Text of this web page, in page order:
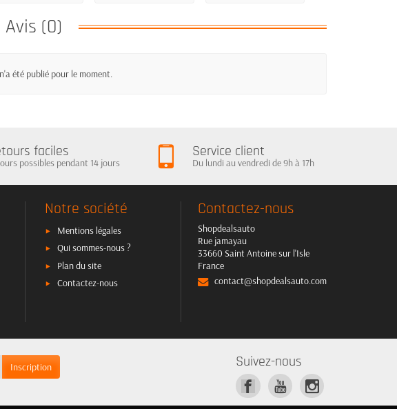
Avis (0)
été publié pour le moment.
faciles
possibles pendant 14 jours
Service client
Du lundi au vendredi de 9h à 17h
Notre société
Mentions légales
Qui sommes-nous ?
Plan du site
Contactez-nous
Contactez-nous
Shopdealsauto
Rue jamayau
33660 Saint Antoine sur l'Isle
France
contact@shopdealsauto.com
Suivez-nous